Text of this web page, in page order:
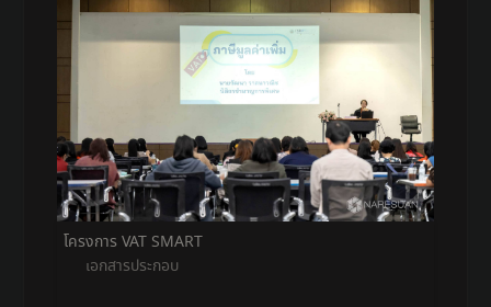
โครงการ VAT SMART
เอกสารประกอบ